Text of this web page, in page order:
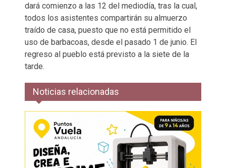
dará comienzo a las 12 del mediodía, tras la cual,
todos los asistentes compartirán su almuerzo
traído de casa, puesto que no está permitido el
uso de barbacoas, desde el pasado 1 de junio. El
regreso al pueblo está previsto a la siete de la
tarde.
Noticias relacionadas